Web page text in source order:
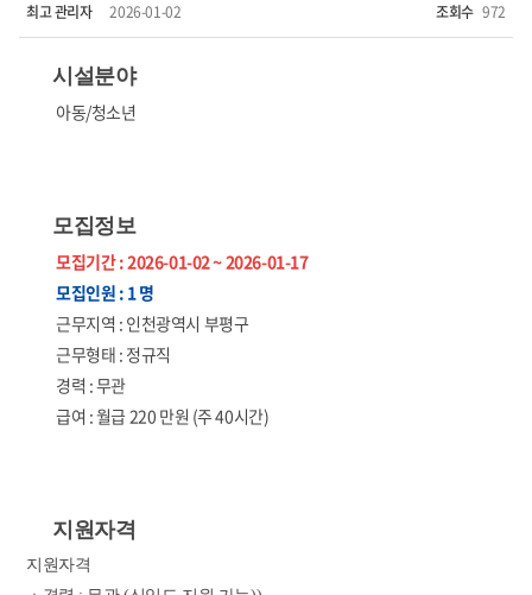
최고 관리자 2026-01-02 조회수 972
시설분야
아동/청소년
모집정보
모집기간 : 2026-01-02 ~ 2026-01-17
모집인원 : 1 명
근무지역 : 인천광역시 부평구
근무형태 : 정규직
경력 : 무관
급여 : 월급 220 만원 (주 40시간)
지원자격
지원자격